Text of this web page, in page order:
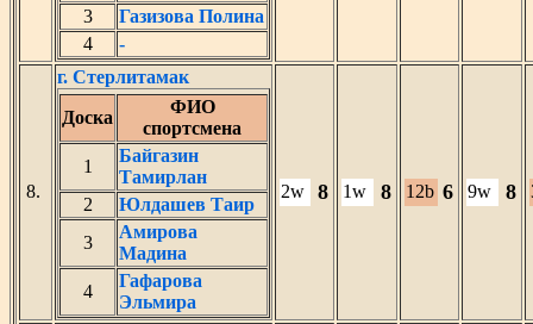
3
Газизова Полина
4
-
8.
г. Стерлитамак
Доска
ФИО
спортсмена
1
Байгазин
Тамирлан
2
Юлдашев Таир
3
Амирова
Мадина
4
Гафарова
Эльмира
2w 8 1w 8 12b 6 9w 8